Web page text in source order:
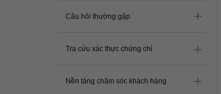
Câu hỏi thường gặp
Tra cứu xác thực chứng chỉ
Nền tảng chăm sóc khách hàng